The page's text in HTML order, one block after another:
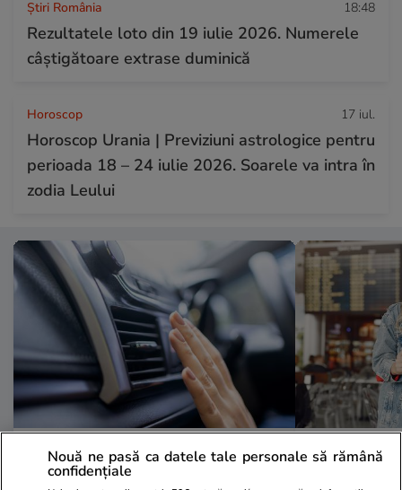
Știri România 18:48
Rezultatele loto din 19 iulie 2026. Numerele
câștigătoare extrase duminică
Horoscop 17 iul.
Horoscop Urania | Previziuni astrologice pentru
perioada 18 – 24 iulie 2026. Soarele va intra în
zodia Leului
Lifestyle
Un cuplu de tineri avocați a murit
Vacanțe și
Nouă ne pasă ca datele tale personale să rămână
confidențiale